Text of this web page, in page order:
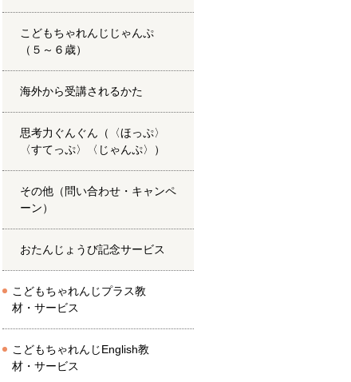
こどもちゃれんじじゃんぷ
（５～６歳）
海外から受講されるかた
思考力ぐんぐん（〈ほっぷ〉
〈すてっぷ〉〈じゃんぷ〉）
その他（問い合わせ・キャンペ
ーン）
おたんじょうび記念サービス
こどもちゃれんじプラス教
材・サービス
こどもちゃれんじEnglish教
材・サービス